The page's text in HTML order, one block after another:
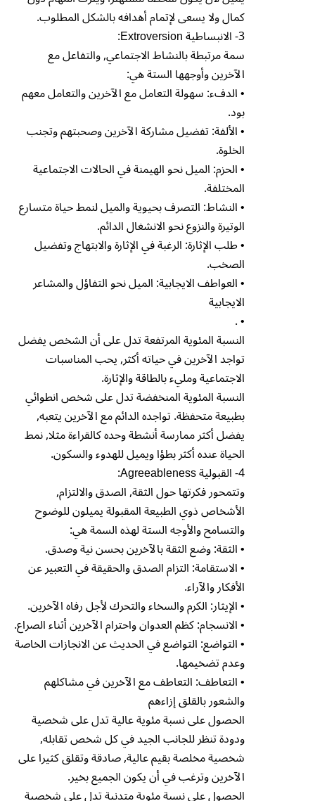
كمال ولا يسعى لإتمام أهدافه بالشكل المطلوب.
3- الانبساطية Extroversion:
سمة مرتبطة بالنشاط الاجتماعي, والتفاعل مع
الآخرين وأوجهها الستة هي:
• الدفء: سهولة التعامل مع الآخرين والتعامل معهم
بود.
• الألفة: تفضيل مشاركة الآخرين وصحبتهم وتجنب
الخلوة.
• الحزم: الميل نحو الهيمنة في الحالات الاجتماعية
المختلفة.
• النشاط: التصرف بحيوية والميل لنمط حياة متسارع
الوتيرة والنزوع نحو الانشغال الدائم.
• طلب الإثارة: الرغبة في الإثارة والابتهاج وتفضيل
الصخب.
• العواطف الايجابية: الميل نحو التفاؤل والمشاعر
الايجابية
• .
النسبة المئوية المرتفعة تدل على أن الشخص يفضل
تواجد الآخرين في حياته أكثر, يحب المناسبات
الاجتماعية ومليء بالطاقة والإثارة.
النسبة المئوية المنخفضة تدل على شخص انطوائي
بطبيعة متحفظة. تواجده الدائم مع الآخرين يتعبه,
يفضل أكثر ممارسة أنشطة وحده كالقراءة مثلا, نمط
الحياة عنده أكثر بطؤا ويميل للهدوء والسكون.
4- القبولية Agreeableness:
وتتمحور فكرتها حول الثقة, الصدق والالتزام,
الأشخاص ذوي الطبيعة المقبولة يميلون للوضوح
والتسامح والأوجه الستة لهذه السمة هي:
• الثقة: وضع الثقة بالآخرين بحسن نية وصدق.
• الاستقامة: التزام الصدق والحقيقة في التعبير عن
الأفكار والآراء.
• الإيثار: الكرم والسخاء والتحرك لأجل رفاه الآخرين.
• الانسجام: كظم العدوان واحترام الآخرين أثناء الصراع.
• التواضع: التواضع في الحديث عن الانجازات الخاصة
وعدم تضخيمها.
• التعاطف: التعاطف مع الآخرين في مشاكلهم
والشعور بالقلق إزاءهم
الحصول على نسبة مئوية عالية تدل على شخصية
ودودة تنظر للجانب الجيد في كل شخص تقابله,
شخصية مخلصة بقيم عالية, صادقة وتقلق كثيرا على
الآخرين وترغب في أن يكون الجميع بخير.
الحصول على نسبة مئوية متدنية تدل على شخصية